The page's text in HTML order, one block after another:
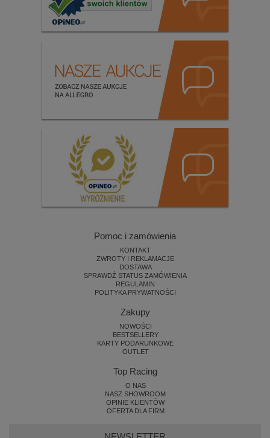
Pomoc i zamówienia
KONTAKT
ZWROTY I REKLAMACJE
DOSTAWA
SPRAWDŹ STATUS ZAMÓWIENIA
REGULAMIN
POLITYKA PRYWATNOŚCI
Zakupy
NOWOŚCI
BESTSELLERY
KARTY PODARUNKOWE
OUTLET
Top Racing
O NAS
NASZ SHOWROOM
OPINIE KLIENTÓW
OFERTA DLA FIRM